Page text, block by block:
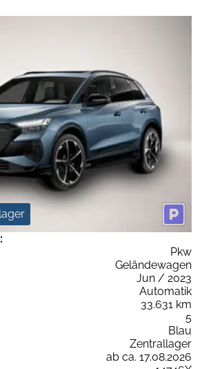
Pkw
Geländewagen
Jun / 2023
Automatik
33.631 km
5
Blau
Zentrallager
ab ca. 17.08.2026